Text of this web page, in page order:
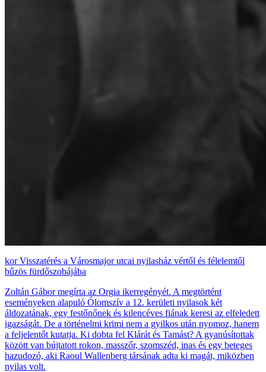
Visszatérés a Városmajor utcai nyilasház vértől és félelemtől
bűzös fürdőszobájába
Zoltán Gábor megírta az Orgia ikerregényét. A megtörtént
eseményeken alapuló Ólomszív a 12. kerületi nyilasok két
áldozatának, egy festőnőnek és kilencéves fiának keresi az elfeledett
igazságát. De a történelmi krimi nem a gyilkos után nyomoz, hanem
a feljelentőt kutatja. Ki dobta fel Klárát és Tamást? A gyanúsítottak
között van bújtatott rokon, masszőr, szomszéd, inas és egy beteges
hazudozó, aki Raoul Wallenberg társának adta ki magát, miközben
nyilas volt.